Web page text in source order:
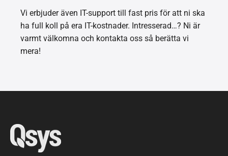
Vi erbjuder även IT-support till fast pris för att ni ska
ha full koll på era IT-kostnader. Intresserad…? Ni är
varmt välkomna och kontakta oss så berätta vi
mera!